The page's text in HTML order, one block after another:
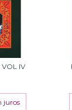
VOL IV
juros